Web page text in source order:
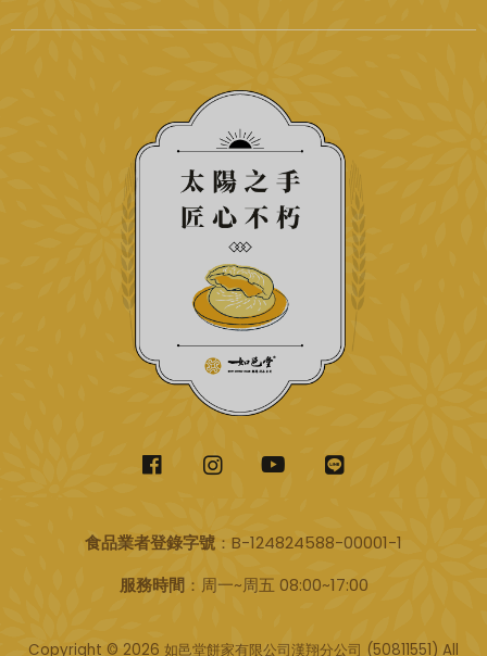
食品業者登錄字號 ：B-124824588-00001-1
服務時間：周一~周五 08:00~17:00
Copyright © 2026 如邑堂餅家有限公司漢翔分公司 (50811551) All